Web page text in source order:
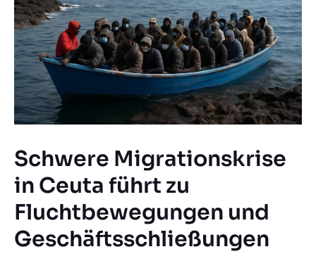
Schwere Migrationskrise
in Ceuta führt zu
Fluchtbewegungen und
Geschäftsschließungen